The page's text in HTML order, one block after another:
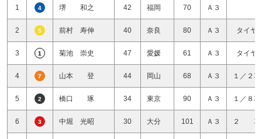
1 4 堺 和之 42 福岡 70 Ａ３
2 5 前村 寿伸 40 奈良 80 Ａ３ タイヤ
3 1 菊池 崇史 47 愛媛 61 Ａ３ タイヤ
4 7 山本 登 44 岡山 68 Ａ３ １／２
5 2 橋口 琢 34 東京 90 Ａ３ １／８
6 3 中堀 光昭 30 大分 101 Ａ３ ２ 車